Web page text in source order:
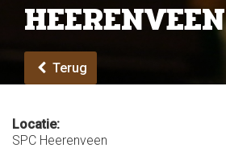
HEERENVEEN
Terug
Locatie:
SPC Heerenveen